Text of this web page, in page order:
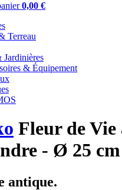
0,00 €
Terreau
Jardinières
& Équipement
Fleur de Vie
- Ø 25 cm
antique.